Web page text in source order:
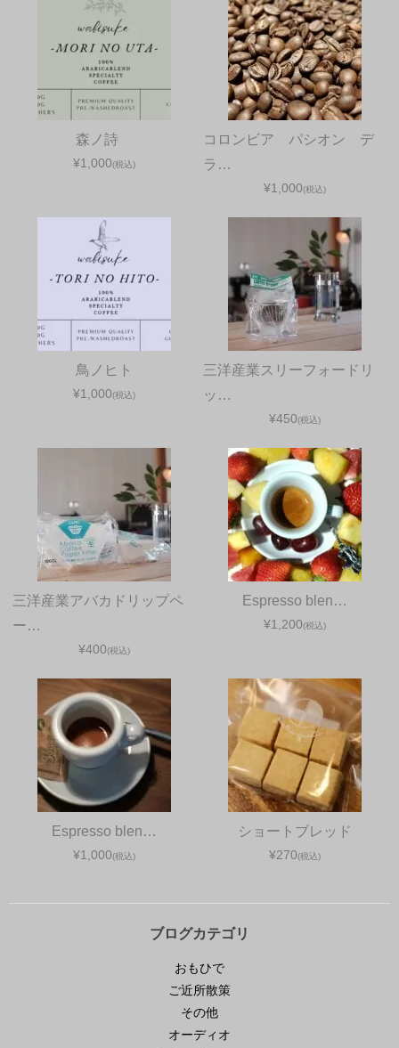
森ノ詩
¥1,000(税込)
コロンビア パシオン デ
ラ…
¥1,000(税込)
鳥ノヒト
¥1,000(税込)
三洋産業スリーフォードリ
ッ…
¥450(税込)
三洋産業アバカドリップペ
ー…
¥400(税込)
Espresso blen…
¥1,200(税込)
Espresso blen…
¥1,000(税込)
ショートブレッド
¥270(税込)
ブログカテゴリ
おもひで
ご近所散策
その他
オーディオ